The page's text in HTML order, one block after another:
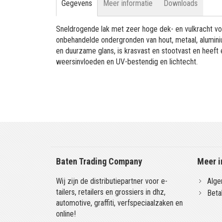
Gegevens
Sneldrogende lak met zeer hoge dek- en vulkracht
onbehandelde ondergronden van hout, metaal,
en duurzame glans, is krasvast en stootvast en
weersinvloeden en UV-bestendig en lichtecht.
Meer informatie Downloads
Baten Trading Company
Wij zijn de distributiepartner voor e-
tailers, retailers en grossiers in dhz,
automotive, graffiti, verfspeciaalzaken en
online!
Meer